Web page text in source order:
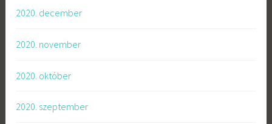
2020. december
2020. november
2020. október
2020. szeptember